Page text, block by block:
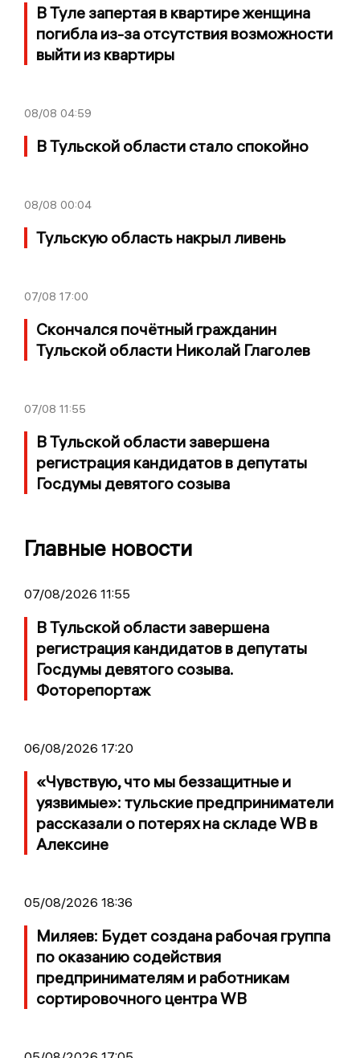
В Туле запертая в квартире женщина
погибла из-за отсутствия возможности
выйти из квартиры
08/08 04:59
В Тульской области стало спокойно
08/08 00:04
Тульскую область накрыл ливень
07/08 17:00
Скончался почётный гражданин
Тульской области Николай Глаголев
07/08 11:55
В Тульской области завершена
регистрация кандидатов в депутаты
Госдумы девятого созыва
Главные новости
07/08/2026 11:55
В Тульской области завершена
регистрация кандидатов в депутаты
Госдумы девятого созыва.
Фоторепортаж
06/08/2026 17:20
«Чувствую, что мы беззащитные и
уязвимые»: тульские предприниматели
рассказали о потерях на складе WB в
Алексине
05/08/2026 18:36
Миляев: Будет создана рабочая группа
по оказанию содействия
предпринимателям и работникам
сортировочного центра WB